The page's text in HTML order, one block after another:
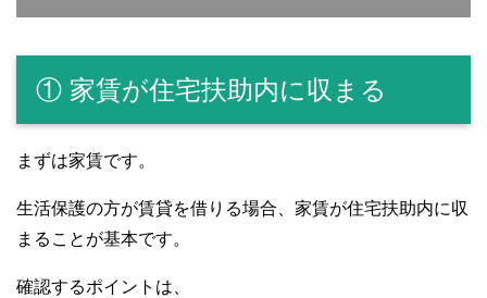
① 家賃が住宅扶助内に収まる
まずは家賃です。
生活保護の方が賃貸を借りる場合、家賃が住宅扶助内に収
まることが基本です。
確認するポイントは、